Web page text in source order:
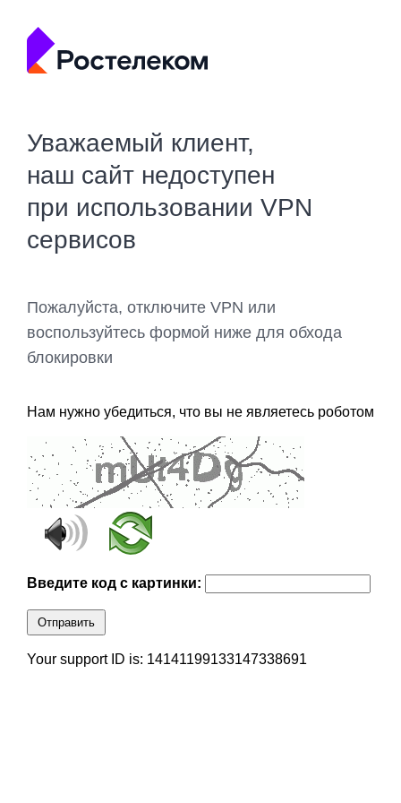
Уважаемый клиент,
наш сайт недоступен
при использовании VPN
сервисов
Пожалуйста, отключите VPN или
воспользуйтесь формой ниже для обхода
блокировки
Нам нужно убедиться, что вы не являетесь роботом
Введите код с картинки:
Отправить
Your support ID is: 14141199133147338691